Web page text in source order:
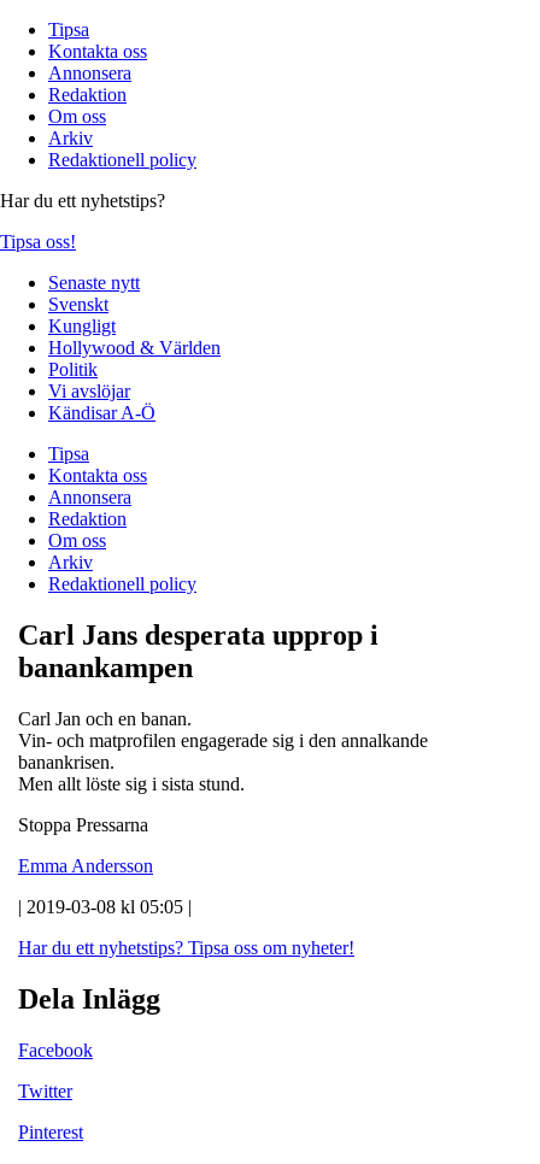
Tipsa
Kontakta oss
Annonsera
Redaktion
Om oss
Arkiv
Redaktionell policy
Har du ett nyhetstips?
Tipsa oss!
Senaste nytt
Svenskt
Kungligt
Hollywood & Världen
Politik
Vi avslöjar
Kändisar A-Ö
Tipsa
Kontakta oss
Annonsera
Redaktion
Om oss
Arkiv
Redaktionell policy
Carl Jans desperata upprop i
banankampen
Carl Jan och en banan.
Vin- och matprofilen engagerade sig i den annalkande
banankrisen.
Men allt löste sig i sista stund.
Stoppa Pressarna
Emma Andersson
| 2019-03-08 kl 05:05 |
Har du ett nyhetstips? Tipsa oss om nyheter!
Dela Inlägg
Facebook
Twitter
Pinterest